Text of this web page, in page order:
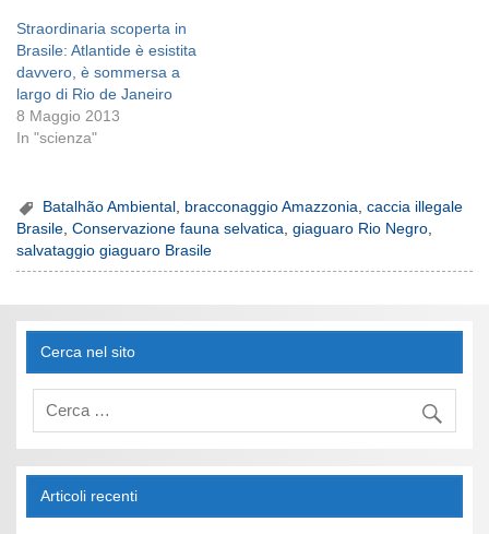
Straordinaria scoperta in
Brasile: Atlantide è esistita
davvero, è sommersa a
largo di Rio de Janeiro
8 Maggio 2013
In "scienza"
Batalhão Ambiental bracconaggio Amazzonia ,caccia illegale
Brasile,Conservazione fauna selvatica,giaguaro Rio Negro,
salvataggio giaguaro Brasile
Cerca nel sito
Articoli recenti